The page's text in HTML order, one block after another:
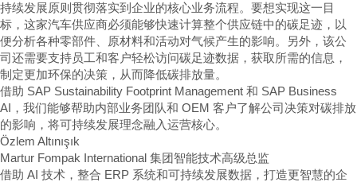
持续发展原则贯彻落实到企业的核心业务流程。要想实现这一目
标，这家汽车供应商必须能够快速计算整个供应链中的碳足迹，以
便分析各种零部件、原材料和活动对气候产生的影响。另外，该公
司还需要支持员工和客户轻松访问碳足迹数据，获取所需的信息，
制定更加环保的决策，从而降低碳排放量。
借助 SAP Sustainability Footprint Management 和 SAP Business
AI，我们能够帮助内部业务团队和 OEM 客户了解公司决策对碳排放
的影响，将可持续发展理念融入运营核心。
Özlem Altınışık
Martur Fompak International 集团智能技术高级总监
借助 AI 技术，整合 ERP 系统和可持续发展数据，打造更智慧的企